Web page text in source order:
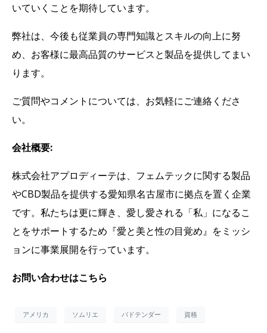
いていくことを期待しています。
弊社は、今後も従業員の専門知識とスキルの向上に努
め、お客様に最高品質のサービスと製品を提供してまい
ります。
ご質問やコメントについては、お気軽にご連絡くださ
い。
会社概要:
株式会社アプロディーテは、フェムテックに関する製品
やCBD製品を提供する愛知県名古屋市に拠点を置く企業
です。私たちは更に輝き、愛し愛される「私」になるこ
とをサポートするため『愛と美と性の目覚め』をミッシ
ョンに事業展開を行っています。
お問い合わせはこちら
アメリカ ソムリエ バドテンダー 資格